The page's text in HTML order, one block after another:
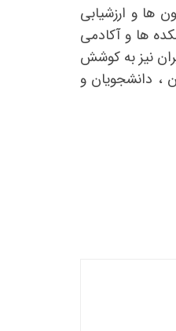
ها و ارزشیابی
ها و آکادمی
نیز به کوشش
، دانشجویان و